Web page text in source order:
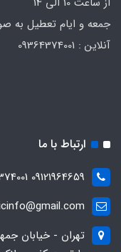
جمعه و ایام تعطیل به
ارتباط با ما
09121964659 09364374001 ۰۲۱۶۶۷۶۵۰۸۳
تهران - خیابان